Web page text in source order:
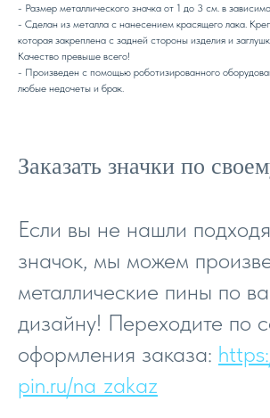
- Размер металлического значка от 1 до 3 см. в
- Сделан из металла с нанесением красящего лака.
которая закреплена с задней стороны изделия и
Качество превыше всего!
- Произведен с помощью роботизированного
любые недочеты и брак.
Заказать значки по
Если вы не нашли
значок, мы можем
металлические пины по
дизайну! Переходите по
оформления заказа:
pin.ru/na_zakaz